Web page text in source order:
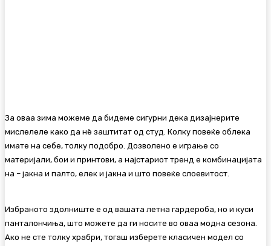
За оваа зима можеме да бидеме сигурни дека дизајнерите
мислелеле како да нè заштитат од студ. Колку повеќе облека
имате на себе, толку подобро. Дозволено е играње со
материјали, бои и принтови, а најстариот тренд е комбинацијата
на – јакна и палто, елек и јакна и што повеќе слоевитост.
Избраното здолниште е од вашата летна гардероба, но и куси
панталончиња, што можете да ги носите во оваа модна сезона.
Ако не сте толку храбри, тогаш изберете класичен модел со